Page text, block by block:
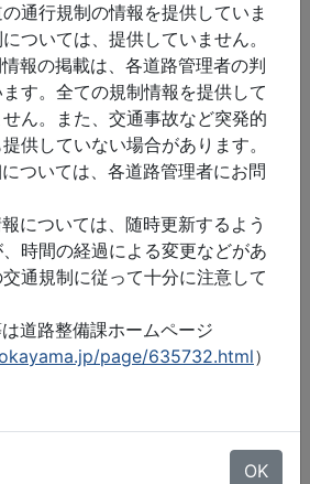
通行規制の情報を提供していま
ついては、提供していません。
報の掲載は、各道路管理者の判
す。全ての規制情報を提供して
ん。また、交通事故など突発的
供していない場合があります。
ついては、各道路管理者にお問
については、随時更新するよう
時間の経過による変更などがあ
通規制に従って十分に注意して
道路整備課ホームページ
page/635732.html）
OK
地図データ©2026 ZENRIN